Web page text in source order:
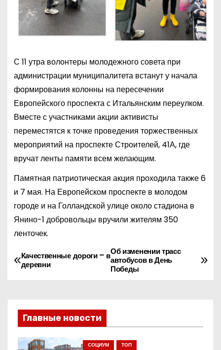
С 11 утра волонтеры молодежного совета при
администрации муниципалитета встанут у начала
формирования колонны на пересечении
Европейского проспекта с Итальянским переулком.
Вместе с участниками акции активисты
переместятся к точке проведения торжественных
мероприятий на проспекте Строителей, 41А, где
вручат ленты памяти всем желающим.
Памятная патриотическая акция проходила также 6
и 7 мая. На Европейском проспекте в молодом
городе и на Голландской улице около стадиона в
Янино-1 добровольцы вручили жителям 350
ленточек.
Н
г
Об изменении трасс
автобусов в День
Победы
Качественные дороги – в
деревни
Главные новости
СОЦИУМ ТОП